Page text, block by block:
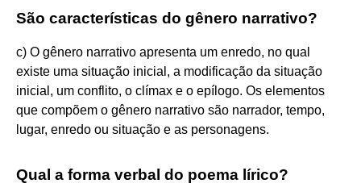
São características do gênero narrativo?
c) O gênero narrativo apresenta um enredo, no qual
existe uma situação inicial, a modificação da situação
inicial, um conflito, o clímax e o epílogo. Os elementos
que compõem o gênero narrativo são narrador, tempo,
lugar, enredo ou situação e as personagens.
Qual a forma verbal do poema lírico?